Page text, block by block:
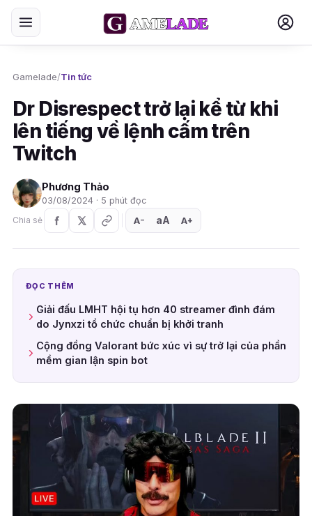
Gamelade/Tin tức
Dr Disrespect trở lại kể từ khi
lên tiếng về lệnh cấm trên
Twitch
Phương Thảo
03/08/2024 · 5 phút đọc
Chia sẻ
A− aA A+
ĐỌC THÊM
Giải đấu LMHT hội tụ hơn 40 streamer đình đám
do Jynxzi tổ chức chuẩn bị khởi tranh
Cộng đồng Valorant bức xúc vì sự trở lại của phần
mềm gian lận spin bot